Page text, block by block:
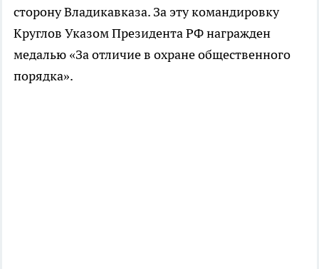
сторону Владикавказа. За эту командировку
Круглов Указом Президента РФ награжден
медалью «За отличие в охране общественного
порядка».